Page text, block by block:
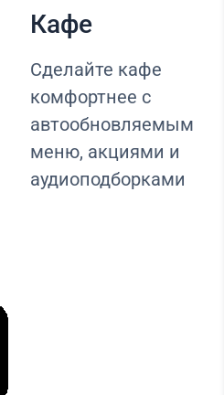
Кафе
Сделайте кафе
комфортнее с
автообновляемым
меню, акциями и
аудиоподборками